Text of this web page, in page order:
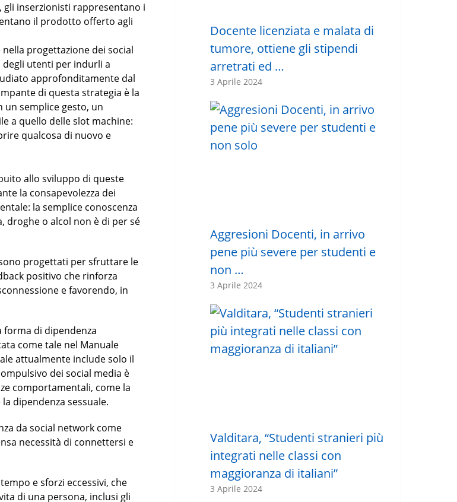
inserzionisti rappresentano i
il prodotto offerto agli
progettazione dei social
utenti per indurli a
approfonditamente dal
di questa strategia è la
un semplice gesto, un
a quello delle slot machine:
qualcosa di nuovo e
allo sviluppo di queste
la consapevolezza dei
la semplice conoscenza
droghe o alcol non è di per sé
progettati per sfruttare le
positivo che rinforza
e favorendo, in
forma di dipendenza
come tale nel Manuale
attualmente include solo il
dei social media è
comportamentali, come la
dipendenza sessuale.
da social network come
necessità di connettersi e
e sforzi eccessivi, che
di una persona, inclusi gli
Docente licenziata e malata di
tumore, ottiene gli stipendi
arretrati ed …
3 Aprile 2024
Aggresioni Docenti, in arrivo
pene più severe per studenti e
non …
3 Aprile 2024
Valditara, “Studenti stranieri più
integrati nelle classi con
maggioranza di italiani”
3 Aprile 2024